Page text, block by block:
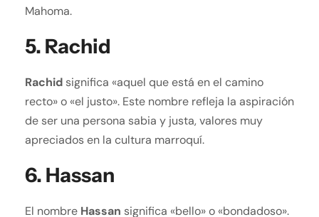
Mahoma.
5. Rachid
Rachid significa «aquel que está en el camino
recto» o «el justo». Este nombre refleja la aspiración
de ser una persona sabia y justa, valores muy
apreciados en la cultura marroquí.
6. Hassan
El nombre Hassan significa «bello» o «bondadoso».